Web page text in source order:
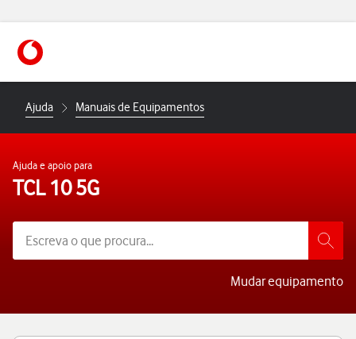
https://www.vodafone.pt
Ajuda Manuais de Equipamentos
Ajuda e apoio para
TCL 10 5G
Mudar equipamento